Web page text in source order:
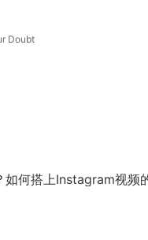
Doubt
如何搭上Instagram视频